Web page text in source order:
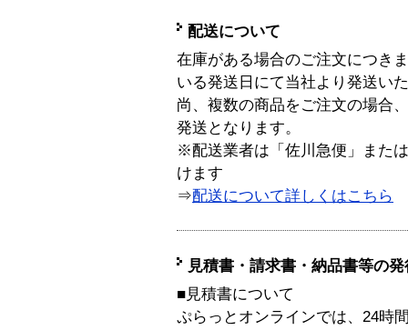
配送について
在庫がある場合のご注文につき
いる発送日にて当社より発送い
尚、複数の商品をご注文の場合
発送となります。
※配送業者は「佐川急便」また
けます
⇒配送について詳しくはこちら
見積書・請求書・納品書等の
■見積書について
ぷらっとオンラインでは、24時